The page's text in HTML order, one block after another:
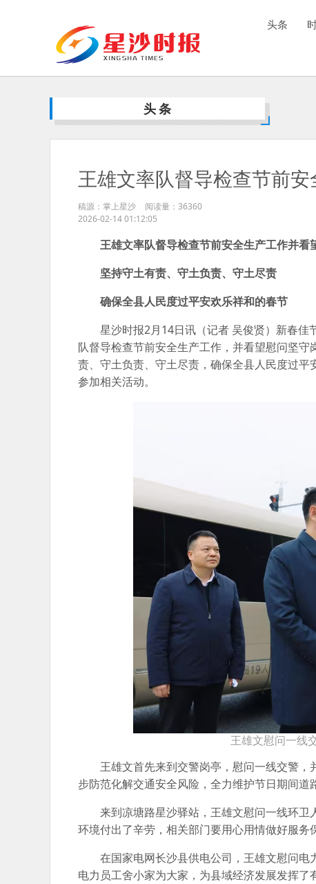
头条
头条
王雄文率队督导检查节前
稿源：掌上星沙 阅读量： 36360
2026-02-14 01:12:05
王雄文率队督导检查节前安全生产工作并看
坚持守土有责、守土负责、守土尽责
确保全县人民度过平安欢乐祥和的春节
星沙时报2月14日讯（记者 吴俊贤）新春
队督导检查节前安全生产工作，并看望慰问坚
责、守土负责、守土尽责，确保全县人民度过
参加相关活动。
王雄文慰问一线
王雄文首先来到交警岗亭，慰问一线交警
步防范化解交通安全风险，全力维护节日期间道
来到凉塘路星沙驿站，王雄文慰问一线环
环境付出了辛劳，相关部门要用心用情做好服务
在国家电网长沙县供电公司，王雄文慰问电
电力员工舍小家为大家，为县域经济发展发挥